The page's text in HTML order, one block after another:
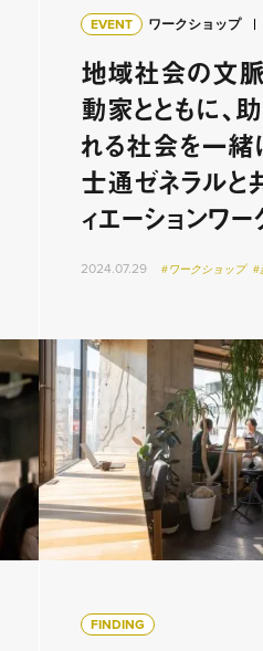
EVENT ワークショップ
地域社会の文
動家とともに、
れる社会を一
士通ゼネラルと
ィエーションワ
2024.07.29 #ワークショップ #
FINDING